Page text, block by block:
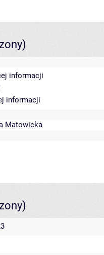
informacji
informacji
Matowicka